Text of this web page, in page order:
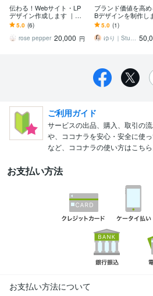
伝わる！Webサイト・LP
デザイン作成します ｜完
全オリジナル｜あなたの
ために1から制作します
5.0 (6)
rose pepper 20,000 円
ブランド価値を高
Bデザインを制作し
udio想定｜集客を考
ザインのみの制作
5.0 (1)
ゆり｜Studio専門クリエイター
ご利用ガイド
サービスの出品、購入、取引の
や、ココナラを安心・安全に使
など、ココナラの使い方はこちら
お支払い方法
お支払い方法について